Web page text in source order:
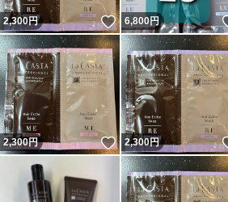
2,300円 いいね！
6,800円
2,300円 いいね！
2,300円